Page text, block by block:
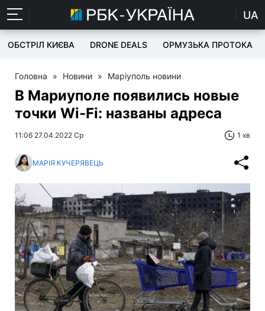
UA
ОБСТРІЛ КИЄВА DRONE DEALS ОРМУЗЬКА ПРОТОКА
Головна » Новини » Маріуполь новини
В Мариуполе появились новые
точки Wi-Fi: названы адреса
11:06 27.04.2022 Ср 1 хв
МАРІЯ КУЧЕРЯВЕЦЬ